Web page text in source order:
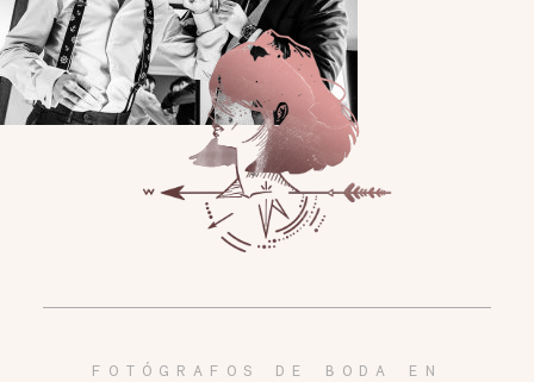
FOTÓGRAFOS DE BODA EN